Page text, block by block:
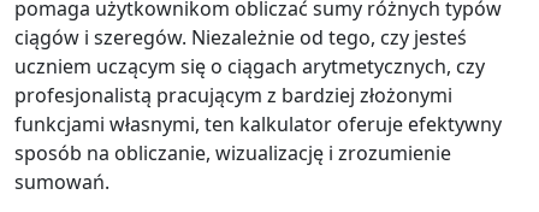
pomaga użytkownikom obliczać sumy różnych typów
ciągów i szeregów. Niezależnie od tego, czy jesteś
uczniem uczącym się o ciągach arytmetycznych, czy
profesjonalistą pracującym z bardziej złożonymi
funkcjami własnymi, ten kalkulator oferuje efektywny
sposób na obliczanie, wizualizację i zrozumienie
sumowań.